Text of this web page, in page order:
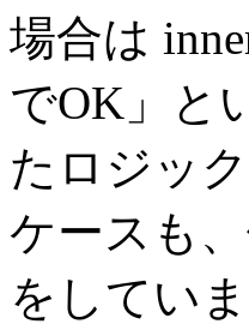
場合は
でOK」と
たロジッ
ケースも
をしてい